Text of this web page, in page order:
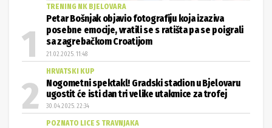
TRENING NK BJELOVARA
Petar Bošnjak objavio fotografiju koja izaziva
posebne emocije, vratili se s ratišta pa se poigrali
sa zagrebačkom Croatijom
21.02.2025. 11:48
HRVATSKI KUP
Nogometni spektakl! Gradski stadion u Bjelovaru
ugostit će isti dan tri velike utakmice za trofej
30.04.2025. 22:34
POZNATO LICE S TRAVNJAKA